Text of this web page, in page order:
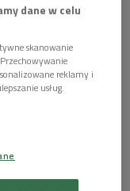
twórców i fanów
(zdj. ilustracyjne)
Foto:
tej popularności
epidemiami chorób,
dane w celu
skanowanie
reklamy i
usług.